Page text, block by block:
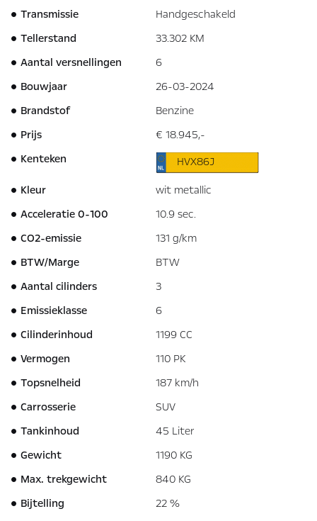
Transmissie
Handgeschakeld
Tellerstand
33.302 KM
Aantal versnellingen
6
Bouwjaar
26-03-2024
Brandstof
Benzine
Prijs
€ 18.945,-
Kenteken
HVX86J
Kleur
wit metallic
Acceleratie 0-100
10.9 sec.
CO2-emissie
131 g/km
BTW/Marge
BTW
Aantal cilinders
3
Emissieklasse
6
Cilinderinhoud
1199 CC
Vermogen
110 PK
Topsnelheid
187 km/h
Carrosserie
SUV
Tankinhoud
45 Liter
Gewicht
1190 KG
Max. trekgewicht
840 KG
Bijtelling
22 %